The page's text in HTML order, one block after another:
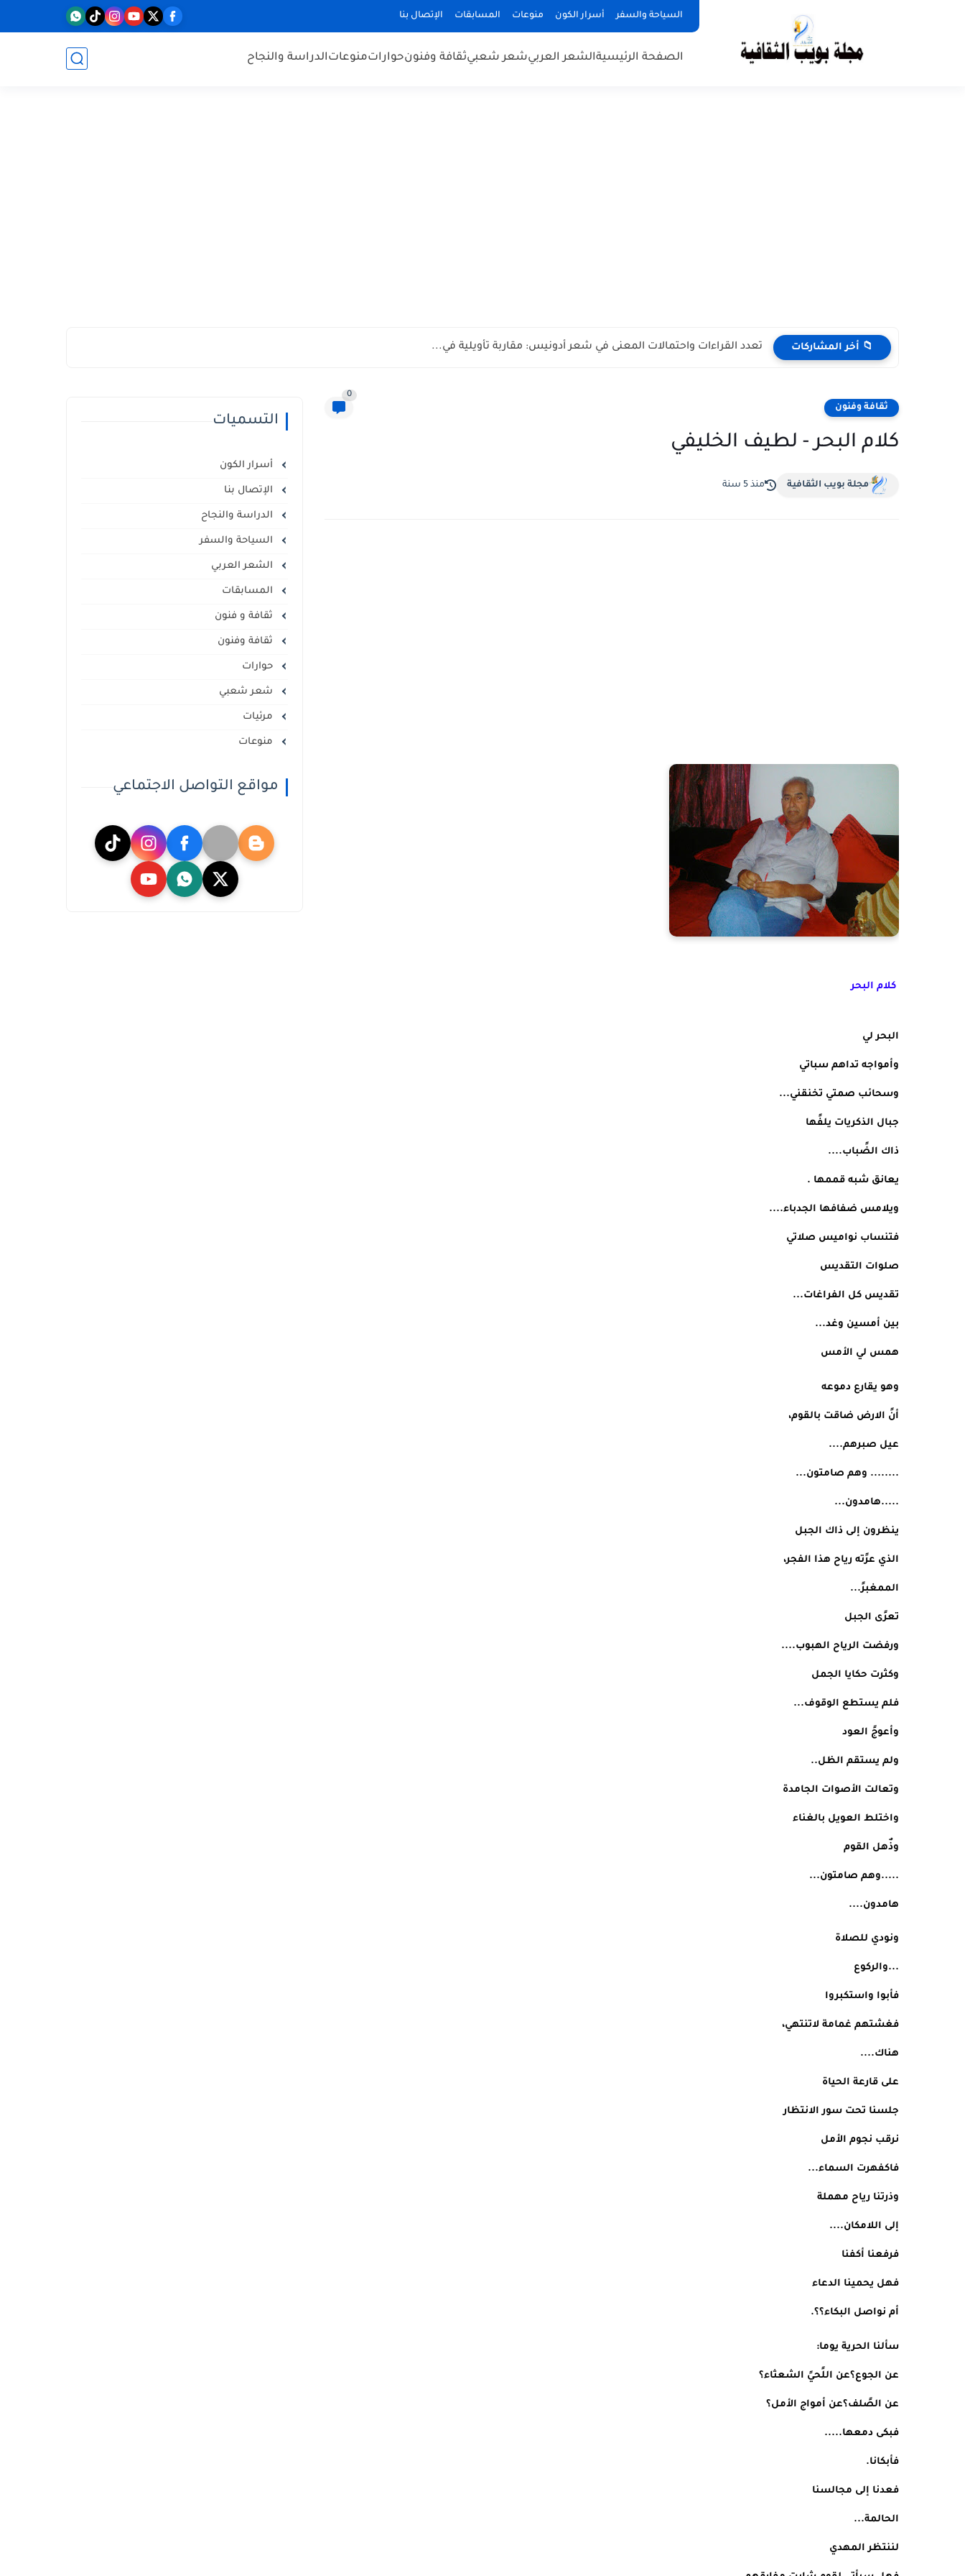
السياحة والسفر أسرار الكون منوعات المسابقات الإتصال بنا
الصفحة الرئيسيةالشعر العربيشعر شعبيثقافة وفنونحواراتمنوعاتالدراسة والنجاح
📁 أخر المشاركات تعدد القراءات واحتمالات المعنى في شعر أدونيس: مقاربة تأويلية في...
ثقافة وفنون
0
كلام البحر - لطيف الخليفي
مجلة بويب الثقافية منذ 5 سنة
كلام البحر
البحر لي
وأمواجه تداهم سباتي
وسحائب صمتي تخنقني...
جبال الذكريات يلفًها
ذاك الضًباب....
يعانق شبه قممها .
ويلامس ضفافها الجدباء....
فتنساب نواميس صلاتي
صلوات التقديس
تقديس كل الفراغات...
بين أمسين وغد...
همس لي الأمس
وهو يقارع دموعه
أنً الارض ضاقت بالقوم،
عيل صبرهم....
........ وهم صامتون...
.....هامدون...
ينظرون إلى ذاك الجبل
الذي عرًته رياح هذا الفجر،
الممغبرً...
تعرًى الجبل
ورفضت الرياح الهبوب....
وكثرت حكايا الجمل
فلم يستطع الوقوف...
وأعوجً العود
ولم يستقم الظل..
وتعالت الأصوات الجامدة
واختلط العويل بالغناء
وذٌهل القوم
.....وهم صامتون...
هامدون....
ونودي للصلاة
...والركوع
فأبوا واستكبروا
فغشتهم غمامة لاتنتهي،
هناك....
على قارعة الحياة
جلسنا تحت سور الانتظار
نرقب نجوم الأمل
فاكفهرت السماء...
وذرتنا رياح مهملة
إلى اللامكان....
فرفعنا أكفنا
فهل يحمينا الدعاء
أم نواصل البكاء؟؟.
سألنا الحرية يوما:
عن الجوع؟عن اللًحيً الشعثاء؟
عن الصًلف؟عن أمواج الأمل؟
فبكى دمعها.....
فأبكانا.
فعدنا إلى مجالسنا
الحالمة...
لننتظر المهدي
التسميات
أسرار الكون
الإتصال بنا
الدراسة والنجاح
السياحة والسفر
الشعر العربي
المسابقات
ثقافة و فنون
ثقافة وفنون
حوارات
شعر شعبي
مرئيات
منوعات
مواقع التواصل الاجتماعي